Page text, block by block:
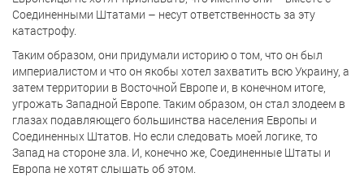
Соединенными Штатами – несут ответственность за эту
катастрофу.
Таким образом, они придумали историю о том, что он был
империалистом и что он якобы хотел захватить всю Украину, а
затем территории в Восточной Европе и, в конечном итоге,
угрожать Западной Европе. Таким образом, он стал злодеем в
глазах подавляющего большинства населения Европы и
Соединенных Штатов. Но если следовать моей логике, то
Запад на стороне зла. И, конечно же, Соединенные Штаты и
Европа не хотят слышать об этом.